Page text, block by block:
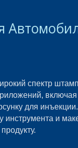
спектр
включая
для
инструмента и